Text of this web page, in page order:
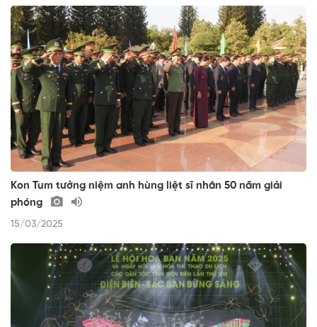
Kon Tum tưởng niệm anh hùng liệt sĩ nhân 50 năm giải
phóng
15/03/2025